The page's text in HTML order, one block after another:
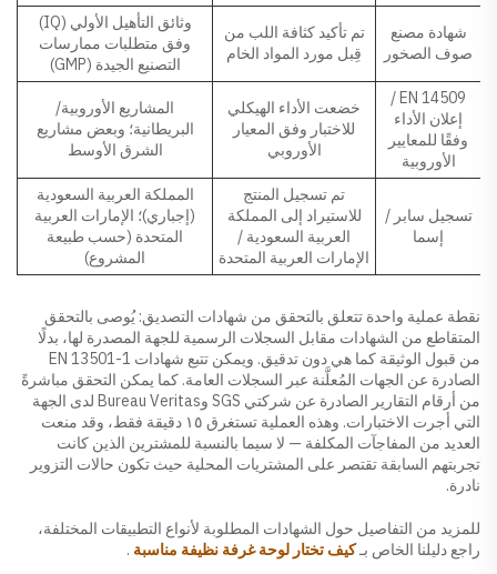
شهادة مصنع
صوف الصخور
تم تأكيد كثافة اللب من
قِبل مورد المواد الخام
وثائق التأهيل الأولي (IQ)
وفق متطلبات ممارسات
التصنيع الجيدة (GMP)
EN 14509 /
إعلان الأداء
وفقًا للمعايير
الأوروبية
خضعت الأداء الهيكلي
للاختبار وفق المعيار
الأوروبي
المشاريع الأوروبية/
البريطانية؛ وبعض مشاريع
الشرق الأوسط
تسجيل سابر /
إسما
تم تسجيل المنتج
للاستيراد إلى المملكة
العربية السعودية /
الإمارات العربية المتحدة
المملكة العربية السعودية
(إجباري)؛ الإمارات العربية
المتحدة (حسب طبيعة
المشروع)
نقطة عملية واحدة تتعلق بالتحقق من شهادات التصديق: يُوصى بالتحقق
المتقاطع من الشهادات مقابل السجلات الرسمية للجهة المصدرة لها، بدلًا
من قبول الوثيقة كما هي دون تدقيق. ويمكن تتبع شهادات EN 13501-1
الصادرة عن الجهات المُعلَّنة عبر السجلات العامة. كما يمكن التحقق مباشرةً
من أرقام التقارير الصادرة عن شركتي SGS وBureau Veritas لدى الجهة
التي أجرت الاختبارات. وهذه العملية تستغرق ١٥ دقيقة فقط، وقد منعت
العديد من المفاجآت المكلفة — لا سيما بالنسبة للمشترين الذين كانت
تجربتهم السابقة تقتصر على المشتريات المحلية حيث تكون حالات التزوير
نادرة.
للمزيد من التفاصيل حول الشهادات المطلوبة لأنواع التطبيقات المختلفة،
راجع دليلنا الخاص بـكيف تختار لوحة غرفة نظيفة مناسبة .